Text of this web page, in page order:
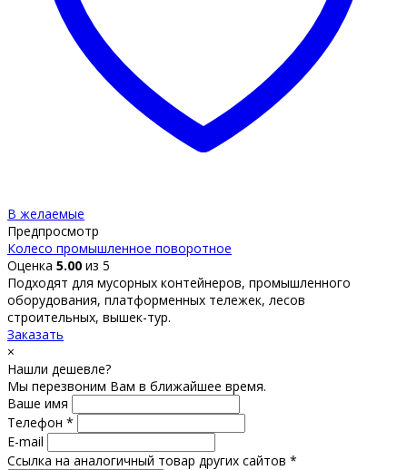
В желаемые
Предпросмотр
Колесо промышленное поворотное
Оценка 5.00 из 5
Подходят для мусорных контейнеров, промышленного
оборудования, платформенных тележек, лесов
строительных, вышек-тур.
Заказать
×
Нашли дешевле?
Мы перезвоним Вам в ближайшее время.
Ваше имя
Телефон *
E-mail
Ссылка на аналогичный товар других сайтов *